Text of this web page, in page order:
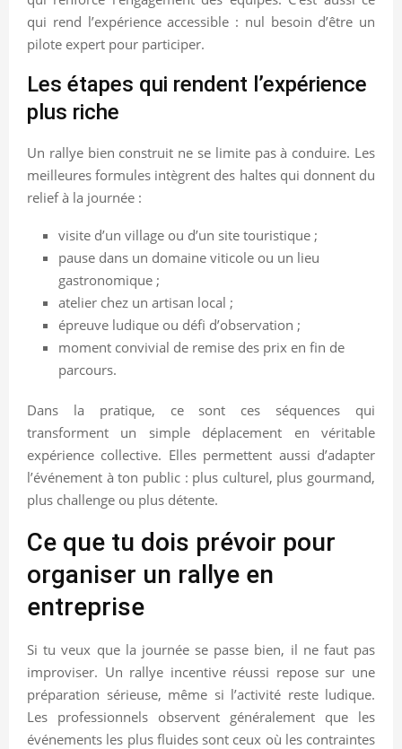
qui rend l’expérience accessible : nul besoin d’être un
pilote expert pour participer.
Les étapes qui rendent l’expérience
plus riche
Un rallye bien construit ne se limite pas à conduire. Les
meilleures formules intègrent des haltes qui donnent du
relief à la journée :
visite d’un village ou d’un site touristique ;
pause dans un domaine viticole ou un lieu
gastronomique ;
atelier chez un artisan local ;
épreuve ludique ou défi d’observation ;
moment convivial de remise des prix en fin de
parcours.
Dans la pratique, ce sont ces séquences qui
transforment un simple déplacement en véritable
expérience collective. Elles permettent aussi d’adapter
l’événement à ton public : plus culturel, plus gourmand,
plus challenge ou plus détente.
Ce que tu dois prévoir pour
organiser un rallye en
entreprise
Si tu veux que la journée se passe bien, il ne faut pas
improviser. Un rallye incentive réussi repose sur une
préparation sérieuse, même si l’activité reste ludique.
Les professionnels observent généralement que les
événements les plus fluides sont ceux où les contraintes